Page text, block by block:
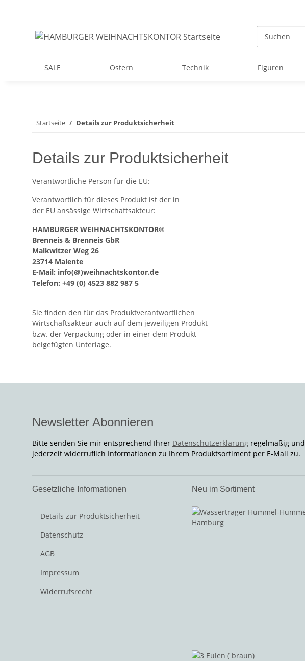
SALE Ostern Technik Figuren
Startseite Details zur Produktsicherheit
Details zur Produktsicherheit
Verantwortliche Person für die EU:
Verantwortlich für dieses Produkt ist der in
der EU ansässige Wirtschaftsakteur:
HAMBURGER WEIHNACHTSKONTOR®
Brenneis & Brenneis GbR
Malkwitzer Weg 26
23714 Malente
E-Mail: info(@)weihnachtskontor.de
Telefon: +49 (0) 4523 882 987 5
Sie finden den für das Produktverantwortlichen
Wirtschaftsakteur auch auf dem jeweiligen Produkt
bzw. der Verpackung oder in einer dem Produkt
beigefügten Unterlage.
Newsletter Abonnieren
Bitte senden Sie mir entsprechend Ihrer Datenschutzerklärung regelmäßig und
jederzeit widerruflich Informationen zu Ihrem Produktsortiment per E-Mail zu.
Gesetzliche Informationen
Details zur Produktsicherheit
Datenschutz
AGB
Impressum
Widerrufsrecht
Neu im Sortiment